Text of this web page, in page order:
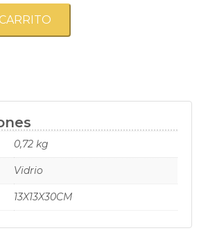
0,72 kg
Vidrio
13X13X30CM